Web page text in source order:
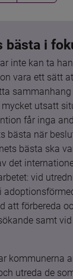
bästa i
inte kan ta
vara ett sätt
sammanhang
mycket utsatt
får inga
bästa när
bästa ska
det
vid
att förbereda
samt
kommunerna
utreda de